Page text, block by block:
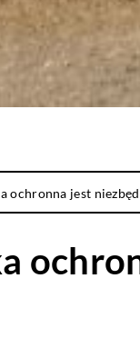
ochronna jest